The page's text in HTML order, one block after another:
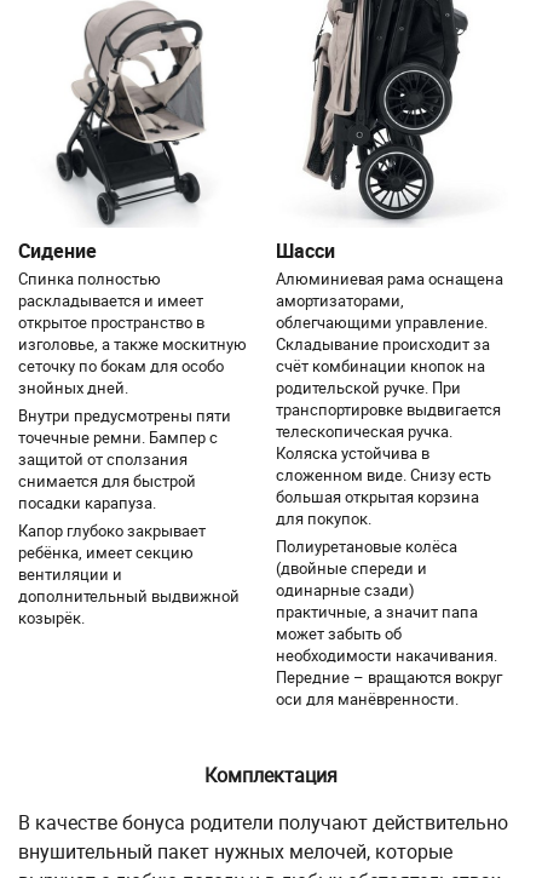
Сидение
Спинка полностью
раскладывается и имеет
открытое пространство в
изголовье, а также москитную
сеточку по бокам для особо
знойных дней.
Внутри предусмотрены пяти
точечные ремни. Бампер с
защитой от сползания
снимается для быстрой
посадки карапуза.
Капор глубоко закрывает
ребёнка, имеет секцию
вентиляции и
дополнительный выдвижной
козырёк.
Шасси
Алюминиевая рама оснащена
амортизаторами,
облегчающими управление.
Складывание происходит за
счёт комбинации кнопок на
родительской ручке. При
транспортировке выдвигается
телескопическая ручка.
Коляска устойчива в
сложенном виде. Снизу есть
большая открытая корзина
для покупок.
Полиуретановые колёса
(двойные спереди и
одинарные сзади)
практичные, а значит папа
может забыть об
необходимости накачивания.
Передние – вращаются вокруг
оси для манёвренности.
Комплектация
В качестве бонуса родители получают действительно
внушительный пакет нужных мелочей, которые